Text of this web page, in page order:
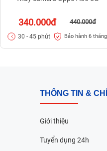
340.000đ 440.000đ
30 - 45 phút Bảo hành 6 tháng
THÔNG TIN &
Giới thiệu
Tuyển dụng 24h